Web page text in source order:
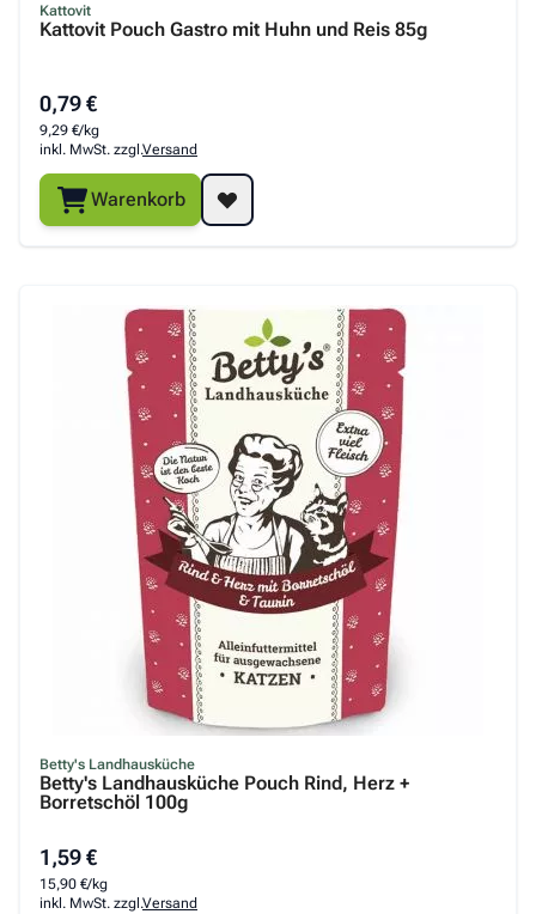
Kattovit
Kattovit Pouch Gastro mit Huhn und Reis 85g
0,79 €
9,29 €/kg
inkl. MwSt. zzgl.Versand
Warenkorb
Betty's Landhausküche
Betty's Landhausküche Pouch Rind, Herz +
Borretschöl 100g
1,59 €
15,90 €/kg
inkl. MwSt. zzgl.Versand